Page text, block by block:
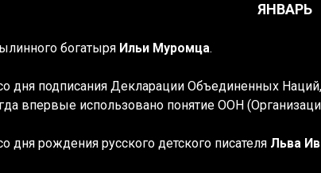
ЯНВАРЬ
богатыря Ильи Муромца.
дня подписания Декларации Объединенных
впервые использовано понятие ООН
дня рождения русского детского писателя Льва